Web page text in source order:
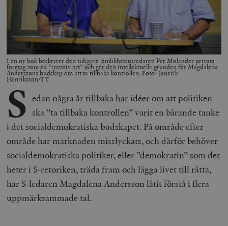
I en ny bok beskriver den tidigare jämlikhetsutredaren Per Molander privata
företag som en ”invasiv art” och ger den intellektuella grunden för Magdalena
Anderssons budskap om att ta tillbaka kontrollen. Foto: Janerik
Henriksson/TT
S edan några år tillbaka har idéer om att politiken
ska ”ta tillbaka kontrollen” varit en bärande tanke
i det socialdemokratiska budskapet. På område efter
område har marknaden misslyckats, och därför behöver
socialdemokratiska politiker, eller ”demokratin” som det
heter i S-retoriken, träda fram och lägga livet till rätta,
har S-ledaren Magdalena Andersson låtit förstå i flera
uppmärksammade tal.